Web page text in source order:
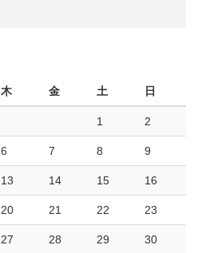
木 金 土 日
1 2
6 7 8 9
13 14 15 16
20 21 22 23
27 28 29 30